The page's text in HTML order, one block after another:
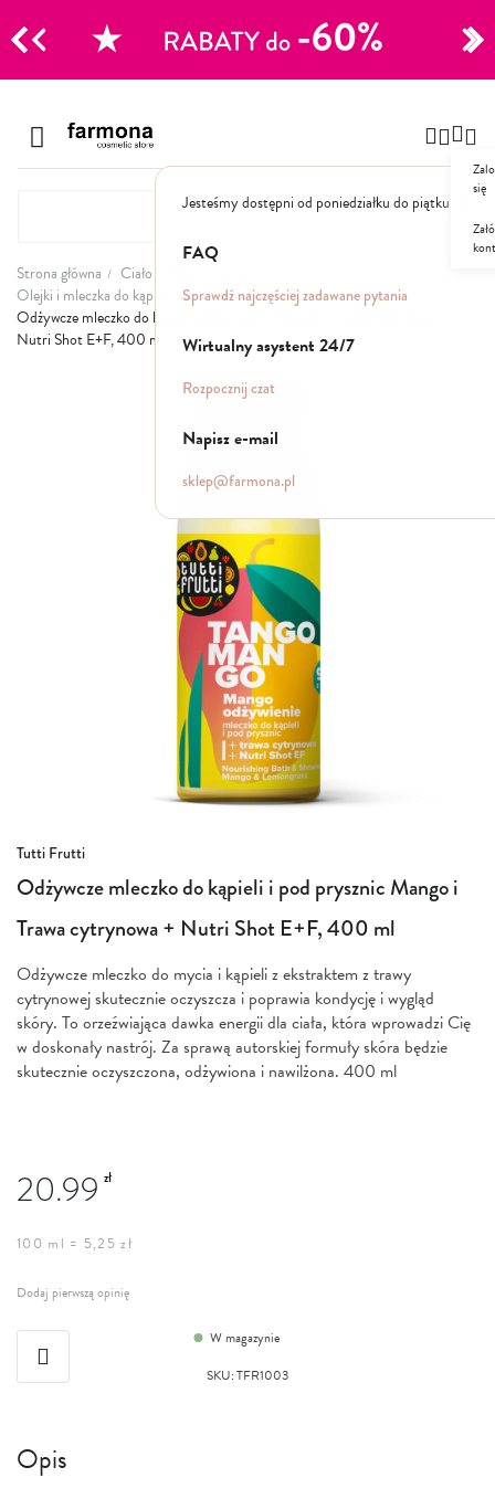
treści
Jesteśmy dostępni od poniedziałku do piątku:
FAQ
Sprawdź najczęściej zadawane pytania
Wirtualny asystent 24/7
Rozpocznij czat
Napisz e-mail
sklep@farmona.pl
się
Szampony
Dla mężczyzn
Odżywki, maski, serum
Strona główna Ciało
Olejki i mleczka do kąpieli i pod prysznic
Odżywcze mleczko do kąpieli i pod prysznic Mango i Trawa cytrynowa +
Nutri Shot E+F, 400 ml
Tutti Frutti
Odżywcze mleczko do kąpieli i pod prysznic Mango i
Trawa cytrynowa + Nutri Shot E+F, 400 ml
Odżywcze mleczko do mycia i kąpieli z ekstraktem z trawy
cytrynowej skutecznie oczyszcza i poprawia kondycję i wygląd
skóry. To orzeźwiająca dawka energii dla ciała, która wprowadzi Cię
w doskonały nastrój. Za sprawą autorskiej formuły skóra będzie
skutecznie oczyszczona, odżywiona i nawilżona. 400 ml
20.99 zł
100 ml = 5,25 zł
Dodaj pierwszą opinię
W magazynie
SKU:TFR1003
Przejdź
na
początek
galerii
Opis